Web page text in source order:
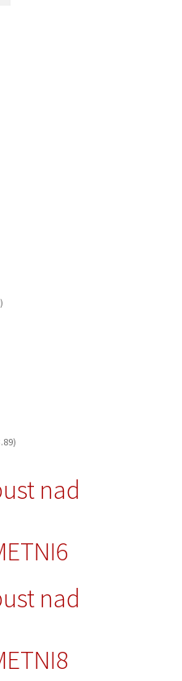
)
)
nad
nad